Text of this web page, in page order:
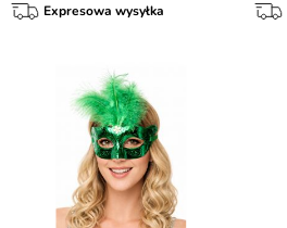
Expresowa wysyłka